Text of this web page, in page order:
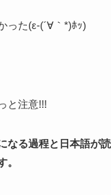
った(ε-(´∀｀*)ﾎｯ)
と注意!!!
なる過程と日本語が
。